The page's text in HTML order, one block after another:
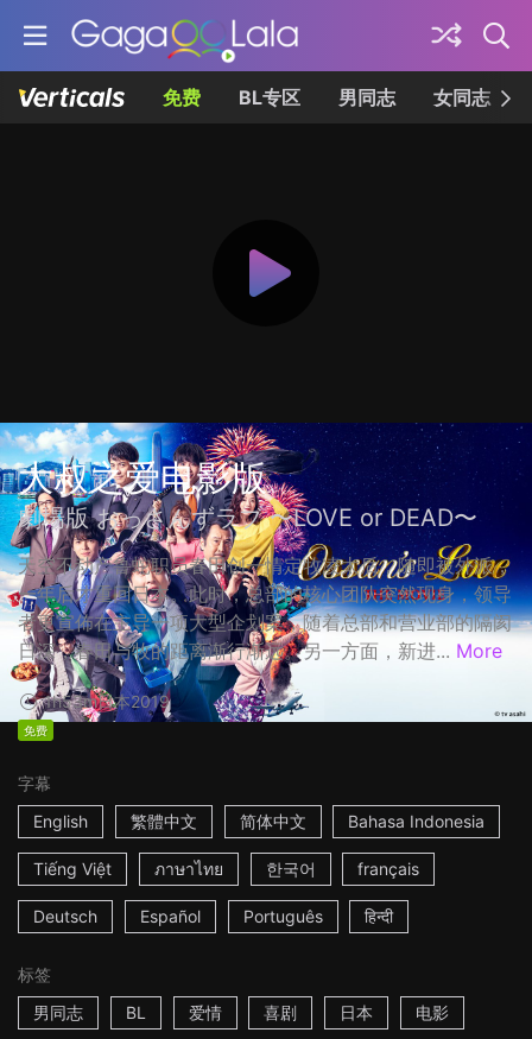
免费 BL专区 男同志 女同志
大叔之爱电影版
劇場版 おっさんずラブ 〜LOVE or DEAD〜
天空不动产鲁蛇职员春田创一情定牧凌太后，随即被外派，
一年后才重回日本。此时，总部的核心团队突然现身，领导
者更宣佈在主导一项大型企划案，随着总部和营业部的隔阂
日深，春田与牧的距离渐行渐远。另一方面，新进... More
1h53m日本2019
免费
字幕
English
繁體中文 简体中文 Bahasa Indonesia
Tiếng Việt ภาษาไทย 한국어 français
Deutsch Español Português हिन्दी
标签
男同志
BL 爱情 喜剧 日本 电影